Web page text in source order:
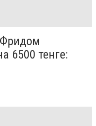
6500 тенге: